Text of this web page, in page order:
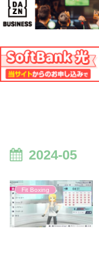
2024-05
Fit Boxing